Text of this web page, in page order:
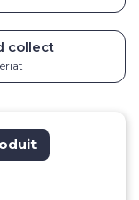
collect